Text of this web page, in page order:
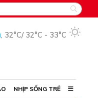
, 32°C/ 32°C - 33°C
NHỊP SỐNG TRẺ